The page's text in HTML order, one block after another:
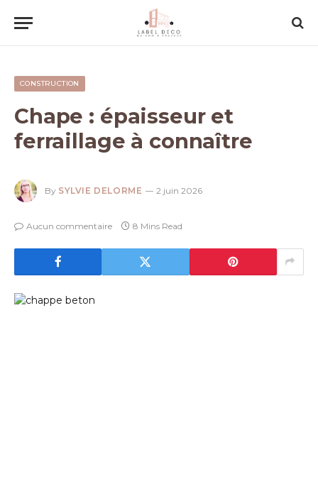
CONSTRUCTION
Chape : épaisseur et
ferraillage à connaître
By SYLVIE DELORME 2 juin 2026
Aucun commentaire 8 Mins Read